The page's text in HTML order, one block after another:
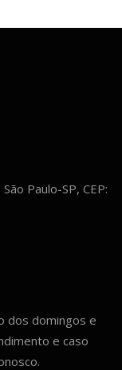
Paulo-SP, CEP:
dos domingos e
e caso